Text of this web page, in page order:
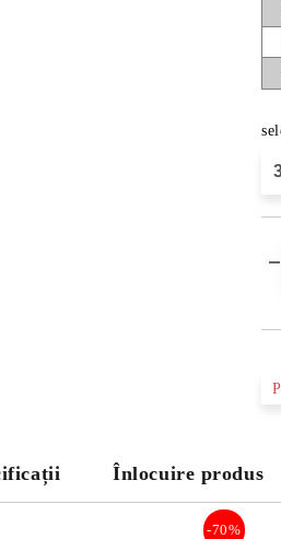
Înlocuire produs
-70%